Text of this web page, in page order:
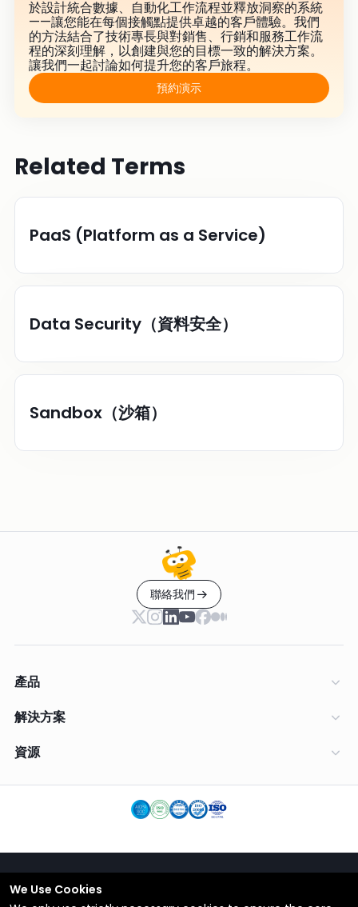
於設計統合數據、自動化工作流程並釋放洞察的系統
——讓您能在每個接觸點提供卓越的客戶體驗。我們
的方法結合了技術專長與對銷售、行銷和服務工作流
程的深刻理解，以創建與您的目標一致的解決方案。
讓我們一起討論如何提升您的客戶旅程。
預約演示
Related Terms
PaaS (Platform as a Service)
Data Security（資料安全）
Sandbox（沙箱）
聯絡我們
產品
解決方案
資源
繁體中文
We Use Cookies